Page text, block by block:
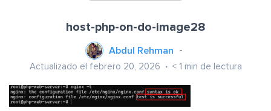
host-php-on-do-image28
Abdul Rehman
Actualizado el febrero 20, 2026 < 1 min de lectura